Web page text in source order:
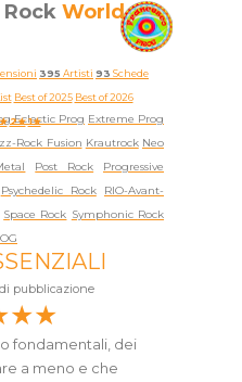
RockWorld
395 Artisti 93 Schede
Best of 2025 Best of 2026
2★ 1★
Eclectic Prog Extreme Prog
Rock Fusion Krautrock Neo
Post Rock
Progressive
Psychedelic Rock
RIO-Avant-
Space Rock Symphonic Rock
pubblicazione
fondamentali, dei
a meno e che